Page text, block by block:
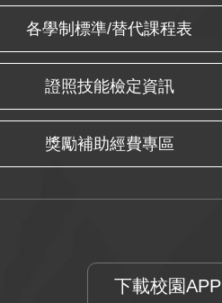
各學制標準/替代課程表
證照技能檢定資訊
獎勵補助經費專區
下載校園APP